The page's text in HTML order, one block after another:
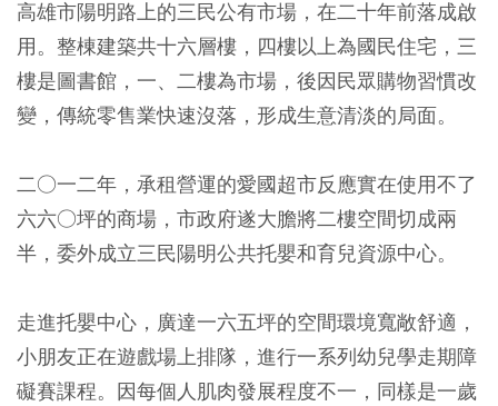
高雄市陽明路上的三民公有市場，在二十年前落成啟
用。整棟建築共十六層樓，四樓以上為國民住宅，三
樓是圖書館，一、二樓為市場，後因民眾購物習慣改
變，傳統零售業快速沒落，形成生意清淡的局面。
二○一二年，承租營運的愛國超市反應實在使用不了
六六○坪的商場，市政府遂大膽將二樓空間切成兩
半，委外成立三民陽明公共托嬰和育兒資源中心。
走進托嬰中心，廣達一六五坪的空間環境寬敞舒適，
小朋友正在遊戲場上排隊，進行一系列幼兒學走期障
礙賽課程。因每個人肌肉發展程度不一，同樣是一歲